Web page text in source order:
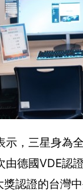
示，三星身為
由德國VDE認
認證的台灣